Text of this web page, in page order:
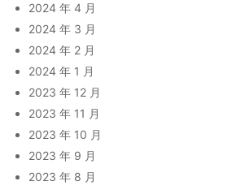
2024 年 4 月
2024 年 3 月
2024 年 2 月
2024 年 1 月
2023 年 12 月
2023 年 11 月
2023 年 10 月
2023 年 9 月
2023 年 8 月